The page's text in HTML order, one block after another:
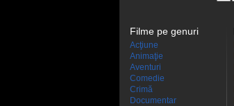
Filme pe genuri
Acţiune
Animaţie
Aventuri
Comedie
Crimă
Documentar